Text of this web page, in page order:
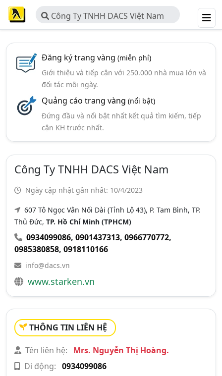
Công Ty TNHH DACS Việt Nam
Đăng ký trang vàng (miễn phí)
Giới thiệu và tiếp cận với 250.000 nhà mua lớn và
đối tác mỗi ngày.
Quảng cáo trang vàng (nổi bật)
Đứng đầu và nổi bật nhất kết quả tìm kiếm, tiếp
cận KH trước nhất.
Công Ty TNHH DACS Việt Nam
Ngày cập nhật gần nhất: 10/4/2023
607 Tô Ngọc Vân Nối Dài (Tỉnh Lộ 43), P. Tam Bình, TP.
Thủ Đức, TP. Hồ Chí Minh (TPHCM)
0934099086, 0901437313, 0966770772,
0985380858, 0918110166
info@dacs.vn
www.starken.vn
THÔNG TIN LIÊN HỆ
Tên liên hệ:
Mrs. Nguyễn Thị Hoàng.
Di động: 0934099086